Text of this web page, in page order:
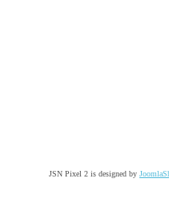
JSN Pixel 2 is designed by